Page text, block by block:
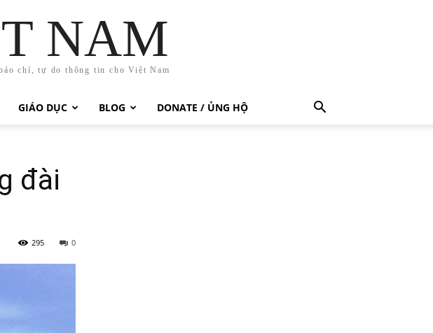
NAM
chí, tự do thông tin cho Việt Nam
GIÁO DỤC BLOG DONATE / ỦNG HỘ
đài
0
295